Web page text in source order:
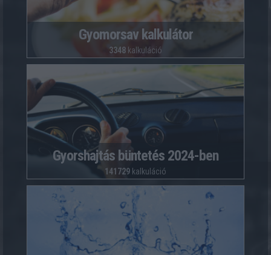
Gyomorsav kalkulátor
3348 kalkuláció
Gyorshajtás büntetés 2024-ben
141729 kalkuláció